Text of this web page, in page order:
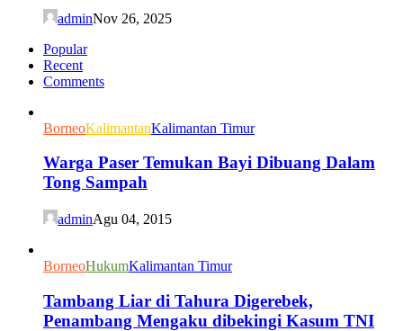
adminNov 26, 2025
Popular
Recent
Comments
BorneoKalimantanKalimantan Timur
Warga Paser Temukan Bayi Dibuang Dalam
Tong Sampah
adminAgu 04, 2015
BorneoHukumKalimantan Timur
Tambang Liar di Tahura Digerebek,
Penambang Mengaku dibekingi Kasum TNI